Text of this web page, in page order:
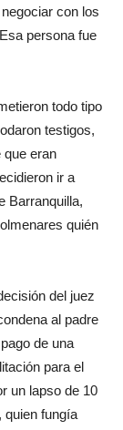
con los
persona fue
todo tipo
testigos,
que eran
ir a
Barranquilla,
quién
del juez
al padre
de una
para el
un lapso de 10
quien fungía